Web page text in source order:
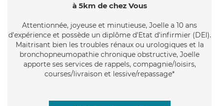
à 5km de chez Vous
Attentionnée, joyeuse et minutieuse, Joelle a 10 ans
d'expérience et possède un diplôme d'Etat d'infirmier (DEI).
Maitrisant bien les troubles rénaux ou urologiques et la
bronchopneumopathie chronique obstructive, Joelle
apporte ses services de rappels, compagnie/loisirs,
courses/livraison et lessive/repassage*